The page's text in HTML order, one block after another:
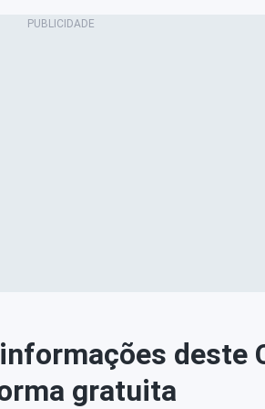
deste
gratuita